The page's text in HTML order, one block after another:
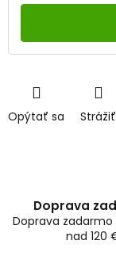
Jednotková
Opýtať sa Strážiť
Doprava
Doprava zadarmo
nad 120